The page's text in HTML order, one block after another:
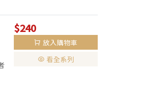
$240
放入購物車
看全系列